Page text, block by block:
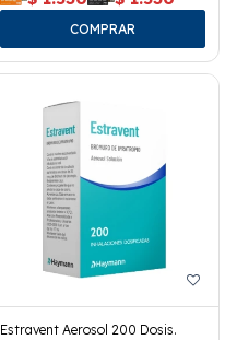
Estravent Aerosol 200 Dosis.